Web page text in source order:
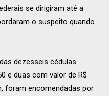
se dirigiram até a
o suspeito quando
dezesseis cédulas
e duas com valor de R$
foram encomendadas por